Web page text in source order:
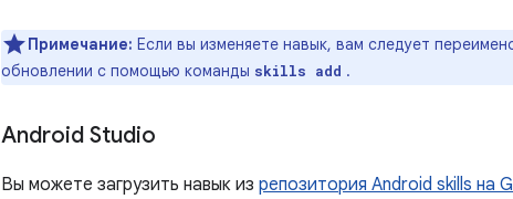
Примечание: Если вы изменяете навык, вам следует
обновлении с помощью команды skills add .
Android Studio
Вы можете загрузить навык из репозитория Android skills на